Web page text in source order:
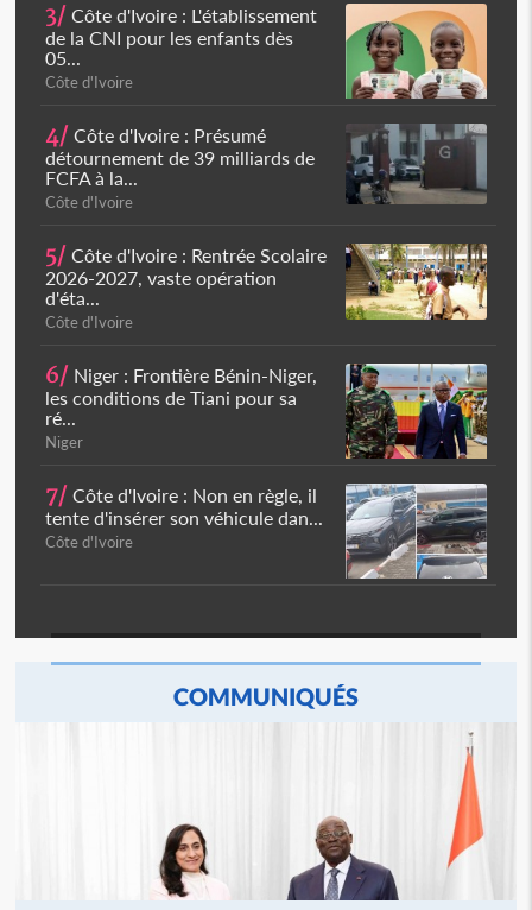
3/ Côte d'Ivoire : L'établissement
de la CNI pour les enfants dès
05...
Côte d'Ivoire
4/ Côte d'Ivoire : Présumé
détournement de 39 milliards de
FCFA à la...
Côte d'Ivoire
5/ Côte d'Ivoire : Rentrée Scolaire
2026-2027, vaste opération
d'éta...
Côte d'Ivoire
6/ Niger : Frontière Bénin-Niger,
les conditions de Tiani pour sa
ré...
Niger
7/ Côte d'Ivoire : Non en règle, il
tente d'insérer son véhicule dan...
Côte d'Ivoire
COMMUNIQUÉS